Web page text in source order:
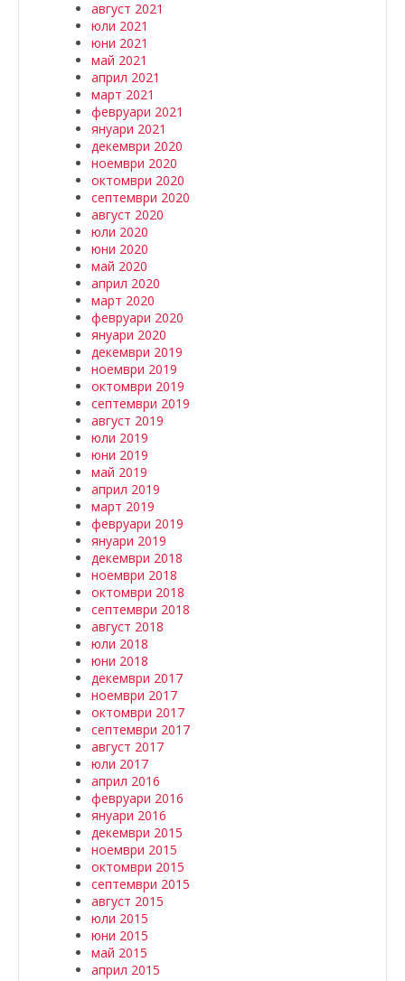
август 2021
юли 2021
юни 2021
май 2021
април 2021
март 2021
февруари 2021
януари 2021
декември 2020
ноември 2020
октомври 2020
септември 2020
август 2020
юли 2020
юни 2020
май 2020
април 2020
март 2020
февруари 2020
януари 2020
декември 2019
ноември 2019
октомври 2019
септември 2019
август 2019
юли 2019
юни 2019
май 2019
април 2019
март 2019
февруари 2019
януари 2019
декември 2018
ноември 2018
октомври 2018
септември 2018
август 2018
юли 2018
юни 2018
декември 2017
ноември 2017
октомври 2017
септември 2017
август 2017
юли 2017
април 2016
февруари 2016
януари 2016
декември 2015
ноември 2015
октомври 2015
септември 2015
август 2015
юли 2015
юни 2015
май 2015
април 2015